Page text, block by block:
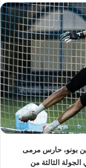
بونو، حارس مرمى
الثالثة من